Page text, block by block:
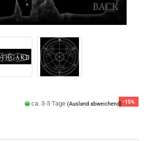
-15%
ca. 3-5 Tage(Ausland abweichend)